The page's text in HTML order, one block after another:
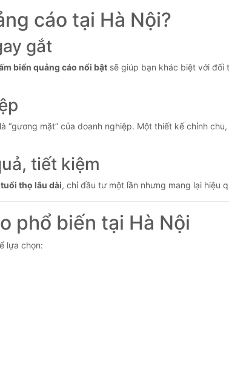
cáo tại Hà Nội?
gắt
biển quảng cáo nổi bật sẽ giúp bạn khác biệt với đối
“gương mặt” của doanh nghiệp. Một thiết kế chỉnh
tiết kiệm
thọ lâu dài, chỉ đầu tư một lần nhưng mang lại hiệu
phổ biến tại Hà Nội
lựa chọn: